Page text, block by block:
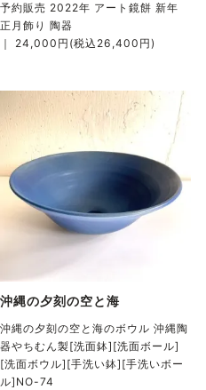
予約販売 2022年 アート鏡餅 新年
正月飾り 陶器
｜ 24,000円(税込26,400円)
沖縄の夕刻の空と海
沖縄の夕刻の空と海のボウル 沖縄陶
器やちむん製[洗面鉢][洗面ボール]
[洗面ボウル][手洗い鉢][手洗いボー
ル]NO-74